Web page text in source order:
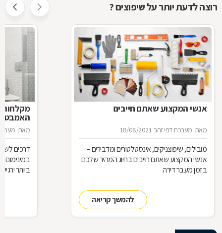
רוצה לדעת יותר על שיפוצים ?
אנשי המקצוע שאתם חייבים
מאת: מערכת דפי זהב 18/08/2021
מובילים, שיפוצניקים, אינסטלטורים ומדבירים –
אנשי המקצוע שאתם חייבים בחיוג המהיר שלכם
בזמן מעבר דירה
להמשך קריאה
מקלחות
מאת:
דרכים
במינימום
ביותר